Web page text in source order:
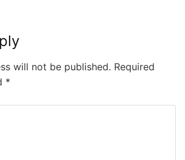
will not be published. Required
*